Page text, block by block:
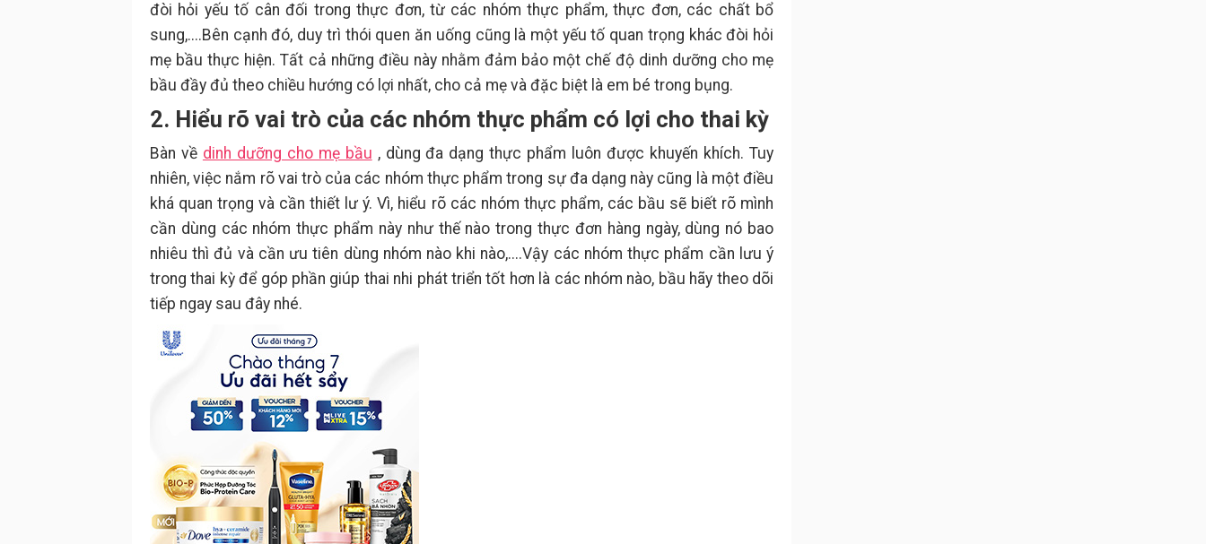
đòi hỏi yếu tố cân đối trong thực đơn, từ các nhóm thực phẩm, thực đơn, các chất bổ
sung,....Bên cạnh đó, duy trì thói quen ăn uống cũng là một yếu tố quan trọng khác đòi hỏi
mẹ bầu thực hiện. Tất cả những điều này nhằm đảm bảo một chế độ dinh dưỡng cho mẹ
bầu đầy đủ theo chiều hướng có lợi nhất, cho cả mẹ và đặc biệt là em bé trong bụng.
2. Hiểu rõ vai trò của các nhóm thực phẩm có lợi cho thai kỳ
Bàn về dinh dưỡng cho mẹ bầu , dùng đa dạng thực phẩm luôn được khuyến khích. Tuy
nhiên, việc nắm rõ vai trò của các nhóm thực phẩm trong sự đa dạng này cũng là một điều
khá quan trọng và cần thiết lư ý. Vì, hiểu rõ các nhóm thực phẩm, các bầu sẽ biết rõ mình
cần dùng các nhóm thực phẩm này như thế nào trong thực đơn hàng ngày, dùng nó bao
nhiêu thì đủ và cần ưu tiên dùng nhóm nào khi nào,....Vậy các nhóm thực phẩm cần lưu ý
trong thai kỳ để góp phần giúp thai nhi phát triển tốt hơn là các nhóm nào, bầu hãy theo dõi
tiếp ngay sau đây nhé.